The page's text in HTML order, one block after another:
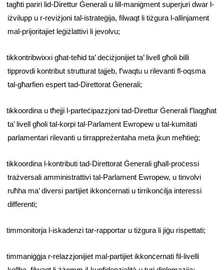
tagħti pariri lid-Direttur Ġenerali u lill-maniġment superjuri dwar l-
iżvilupp u r-reviżjoni tal-istrateġija, filwaqt li tiżgura l-allinjament
mal-prijoritajiet leġiżlattivi li jevolvu;
tikkontribwixxi għat-teħid ta’ deċiżjonijiet ta’ livell għoli billi
tipprovdi kontribut strutturat tajjeb, f’waqtu u rilevanti fl-oqsma
tal-għarfien espert tad-Direttorat Ġenerali;
tikkoordina u tħejji l-parteċipazzjoni tad-Direttur Ġenerali f’laqgħat
ta’ livell għoli tal-korpi tal-Parlament Ewropew u tal-kumitati
parlamentari rilevanti u tirrappreżentaha meta jkun meħtieġ;
tikkoordina l-kontributi tad-Direttorat Ġenerali għall-proċessi
trażversali amministrattivi tal-Parlament Ewropew, u tinvolvi
ruħha ma’ diversi partijiet ikkonċernati u tirrikonċilja interessi
differenti;
timmonitorja l-iskadenzi tar-rapportar u tiżgura li jiġu rispettati;
timmaniġġja r-relazzjonijiet mal-partijiet ikkonċernati fil-livelli